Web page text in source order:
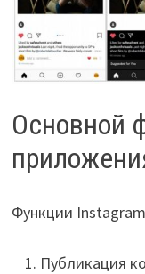
Основной
Функции
Публикация